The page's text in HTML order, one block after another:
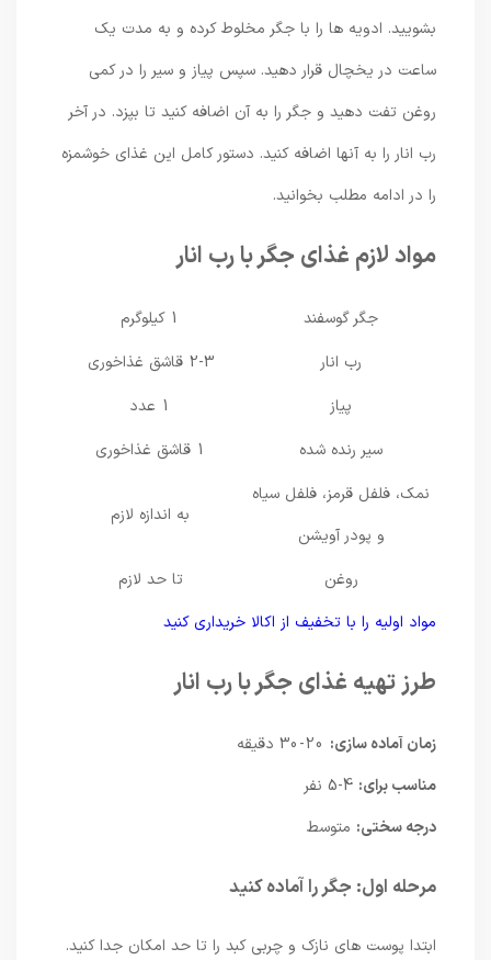
بشویید. ادویه ها را با جگر مخلوط کرده و به مدت یک
ساعت در یخچال قرار دهید. سپس پیاز و سیر را در کمی
روغن تفت دهید و جگر را به آن اضافه کنید تا بپزد. در آخر
رب انار را به آنها اضافه کنید. دستور کامل این غذای خوشمزه
را در ادامه مطلب بخوانید.
مواد لازم غذای جگر با رب انار
جگر گوسفند
سیر رنده شده
نمک، فلفل قرمز، فلفل سیاه
و پودر آویشن
به اندازه لازم
تا حد لازم
مواد اولیه را با تخفیف از اکالا خریداری کنید
طرز تهیه غذای جگر با رب انار
زمان آماده سازی:20-30 دقیقه
مناسب برای:4-5 نفر
درجه سختی:متوسط
مرحله اول: جگر را آماده کنید
ابتدا پوست های نازک و چربی کبد را تا حد امکان جدا کنید.